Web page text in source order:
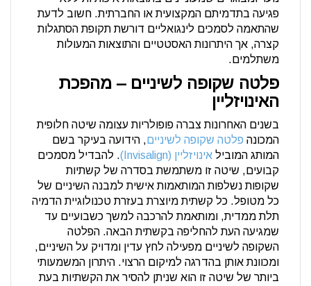
פגיעה בתדמיתם המקצועית או החברתית. חשוב לדעת
שהתאמה לסמכים לינגואליים דורשת תקופת הסתגלות
קצרה, אך היתרונות האסטטיים והתוצאות המעולות
משתלמים.
פלטה שקופה לשיניים – מהפכת
האינויזליין
בשנים האחרונות צברה פופולריות עצומה שיטה חלופית
המכונה פלטה שקופה לשיניים, הידועה בעיקר בשם
המותג המוביל אינויזליין (Invisalign)
. להבדיל מסמכים
קבועים, שיטה זו משתמשת בסדרה של קשתיות
שקופות נשלפות המותאמות אישית למבנה השיניים של
כל מטופל. כל קשתית מיוצרת בעזרת טכנולוגיית הדמיה
תלת ממדית, ומותאמת להרכבה למשך כשבועיים עד
שמגיעה העת להחליפה בקשתית הבאה. הפלטה
השקופה לשיניים מפעילה לחץ עדין ומדויק על השיניים,
ומכוונת אותן בהדרגה למיקום הרצוי. היתרון המשמעותי
ביותר של שיטה זו הוא שניתן להסיר את הקשתיות בעת